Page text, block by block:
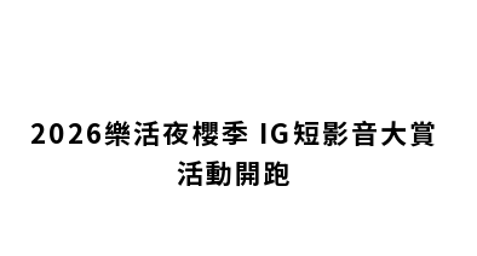
2026樂活夜櫻季 IG短影音大賞
活動開跑